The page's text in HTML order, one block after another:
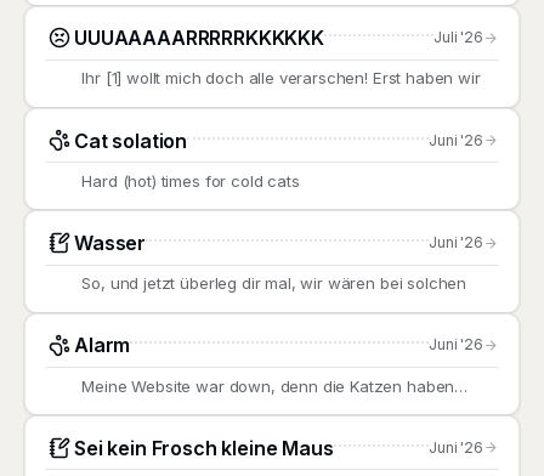
UUUAAAAARRRRRKKKKKK Juli '26
Ihr [1] wollt mich doch alle verarschen! Erst haben wir
Cat solation Juni '26
Hard (hot) times for cold cats
Wasser Juni '26
So, und jetzt überleg dir mal, wir wären bei solchen
Alarm Juni '26
Meine Website war down, denn die Katzen haben
Sei kein Frosch kleine Maus Juni '26